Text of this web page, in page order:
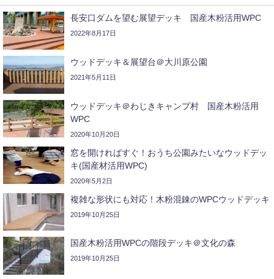
長安口ダムを望む展望デッキ 国産木粉活用WPC
2022年8月17日
ウッドデッキ＆展望台＠大川原公園
2021年5月11日
ウッドデッキ＠わじきキャンプ村 国産木粉活用
WPC
2020年10月20日
窓を開ければすぐ！おうち公園みたいなウッドデッ
キ(国産材活用WPC)
2020年5月2日
複雑な形状にも対応！木粉混錬のWPCウッドデッキ
2019年10月25日
国産木粉活用WPCの階段デッキ＠文化の森
2019年10月25日